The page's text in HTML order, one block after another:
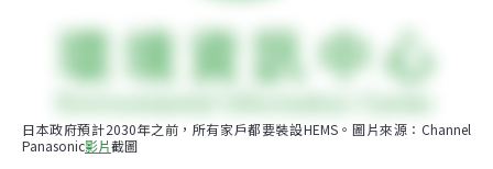
日本政府預計2030年之前，所有家戶都要裝設HEMS。圖片來源：Channel
Panasonic影片截圖